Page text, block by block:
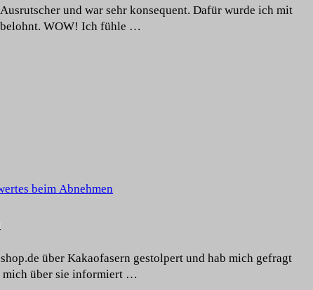
und war sehr konsequent. Dafür wurde ich mit
WOW! Ich fühle …
beim Abnehmen
über Kakaofasern gestolpert und hab mich gefragt
mich über sie informiert …